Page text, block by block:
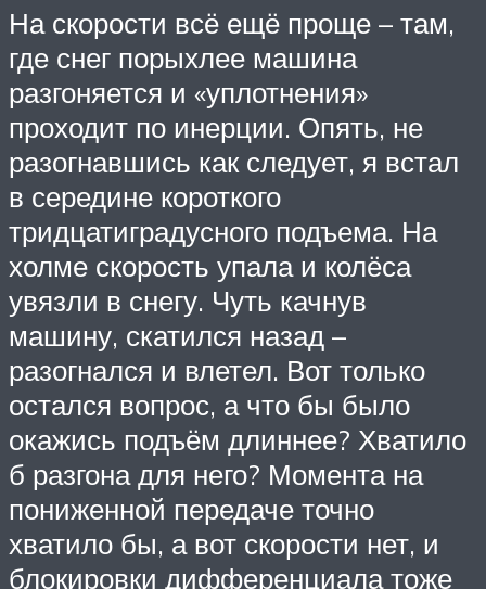
На скорости всё ещё проще – там,
где снег порыхлее машина
разгоняется и «уплотнения»
проходит по инерции. Опять, не
разогнавшись как следует, я встал
в середине короткого
тридцатиградусного подъема. На
холме скорость упала и колёса
увязли в снегу. Чуть качнув
машину, скатился назад –
разогнался и влетел. Вот только
остался вопрос, а что бы было
окажись подъём длиннее? Хватило
б разгона для него? Момента на
пониженной передаче точно
хватило бы, а вот скорости нет, и
блокировки дифференциала тоже